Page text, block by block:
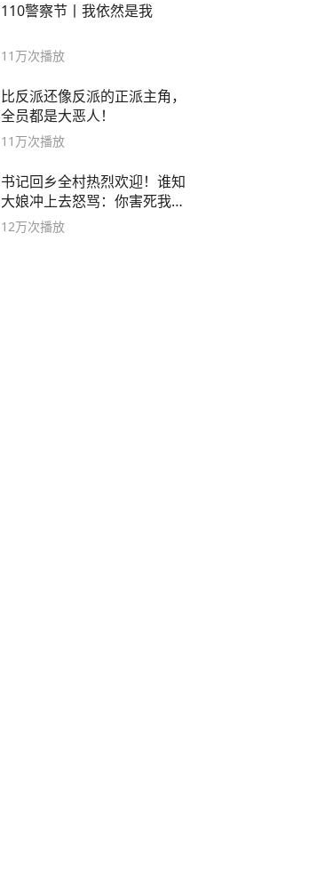
110警察节丨我依然是我
11万次播放
比反派还像反派的正派主角，
全员都是大恶人！
11万次播放
书记回乡全村热烈欢迎！谁知
大娘冲上去怒骂：你害死我儿
子
12万次播放